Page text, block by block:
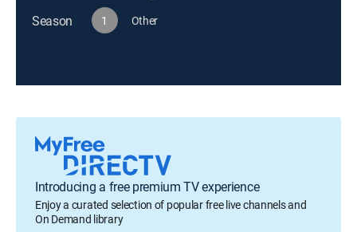
Season
1 Other
Introducing a free premium TV experience
Enjoy a curated selection of popular free live channels and
On Demand library